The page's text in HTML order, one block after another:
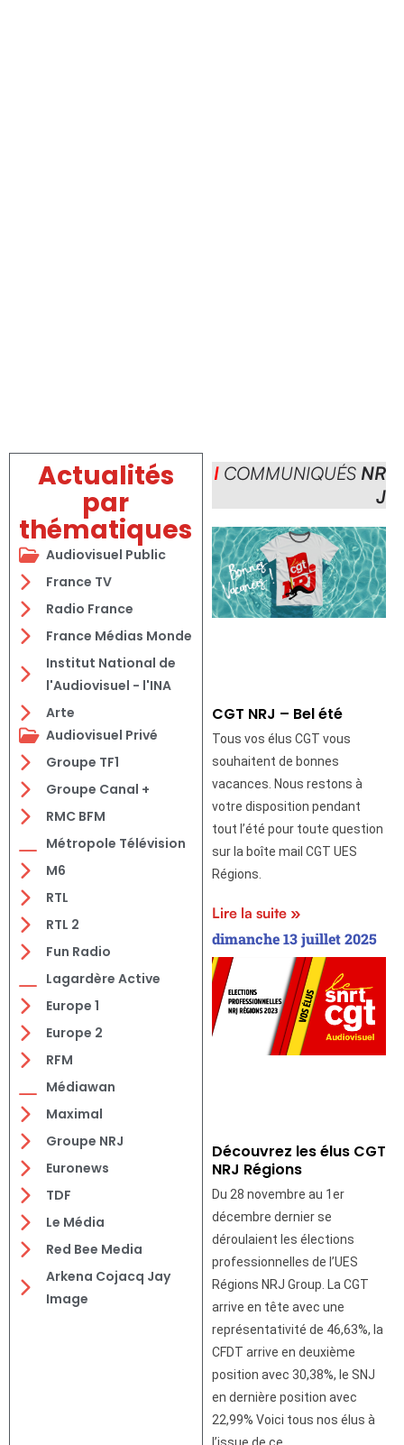
Actualités
par
thématiques
Audiovisuel Public
France TV
Radio France
France Médias Monde
Institut National de
l'Audiovisuel - l'INA
Arte
Audiovisuel Privé
Groupe TF1
Groupe Canal +
RMC BFM
Métropole Télévision
M6
RTL
RTL 2
Fun Radio
Lagardère Active
Europe 1
Europe 2
RFM
Médiawan
Maximal
Groupe NRJ
Euronews
TDF
Le Média
Red Bee Media
Arkena Cojacq Jay
Image
I COMMUNIQUÉS NR
J
CGT NRJ – Bel été
Tous vos élus CGT vous
souhaitent de bonnes
vacances. Nous restons à
votre disposition pendant
tout l’été pour toute question
sur la boîte mail CGT UES
Régions.
Lire la suite »
dimanche 13 juillet 2025
Découvrez les élus CGT
NRJ Régions
Du 28 novembre au 1er
décembre dernier se
déroulaient les élections
professionnelles de l’UES
Régions NRJ Group. La CGT
arrive en tête avec une
représentativité de 46,63%, la
CFDT arrive en deuxième
position avec 30,38%, le SNJ
en dernière position avec
22,99% Voici tous nos élus à
l’issue de ce